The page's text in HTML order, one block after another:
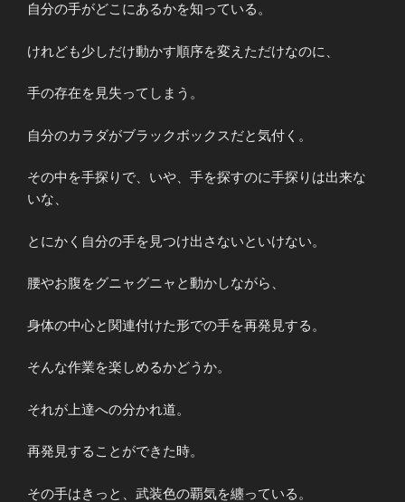
自分の手がどこにあるかを知っている。
けれども少しだけ動かす順序を変えただけなのに、
手の存在を見失ってしまう。
自分のカラダがブラックボックスだと気付く。
その中を手探りで、いや、手を探すのに手探りは出来な
いな、
とにかく自分の手を見つけ出さないといけない。
腰やお腹をグニャグニャと動かしながら、
身体の中心と関連付けた形での手を再発見する。
そんな作業を楽しめるかどうか。
それが上達への分かれ道。
再発見することができた時。
その手はきっと、武装色の覇気を纏っている。